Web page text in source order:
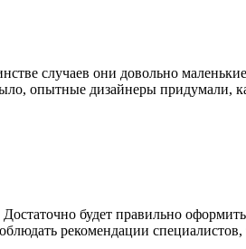
случаев они довольно
опытные дизайнеры придумали,
будет правильно
рекомендации